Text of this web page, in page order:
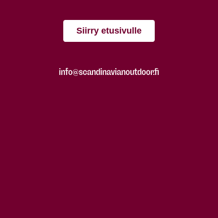
Siirry etusivulle
info@scandinavianoutdoor.fi